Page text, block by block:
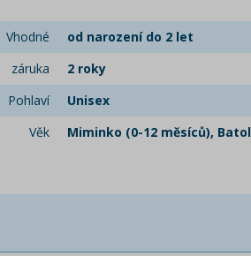
Vhodné
od narození do 2 let
záruka
2 roky
Pohlaví
Unisex
Věk
Miminko (0-12 měsíců),